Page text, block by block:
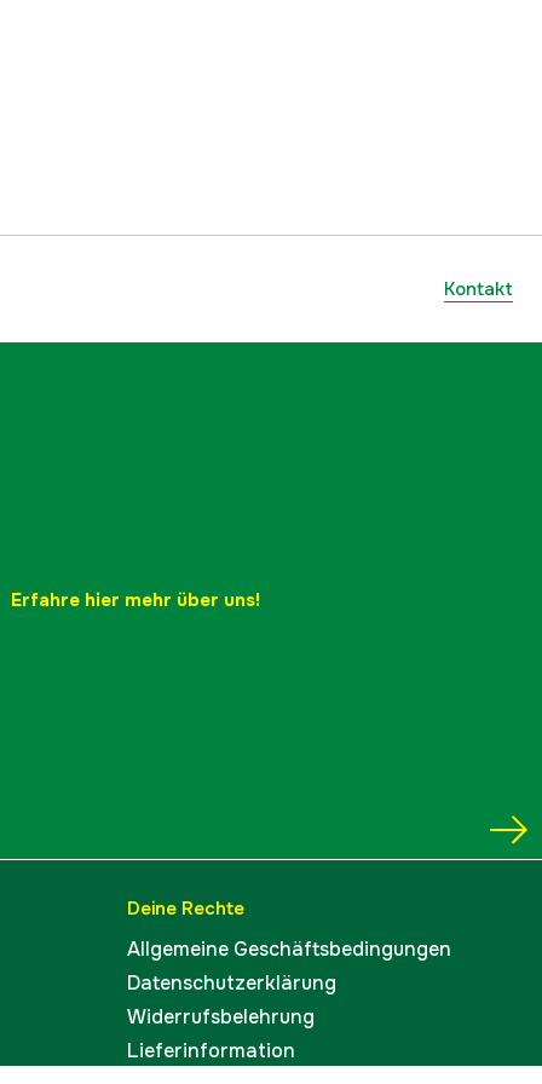
Kontakt
Erfahre hier mehr über uns!
Deine Rechte
Allgemeine Geschäftsbedingungen
Datenschutzerklärung
Widerrufsbelehrung
Lieferinformation